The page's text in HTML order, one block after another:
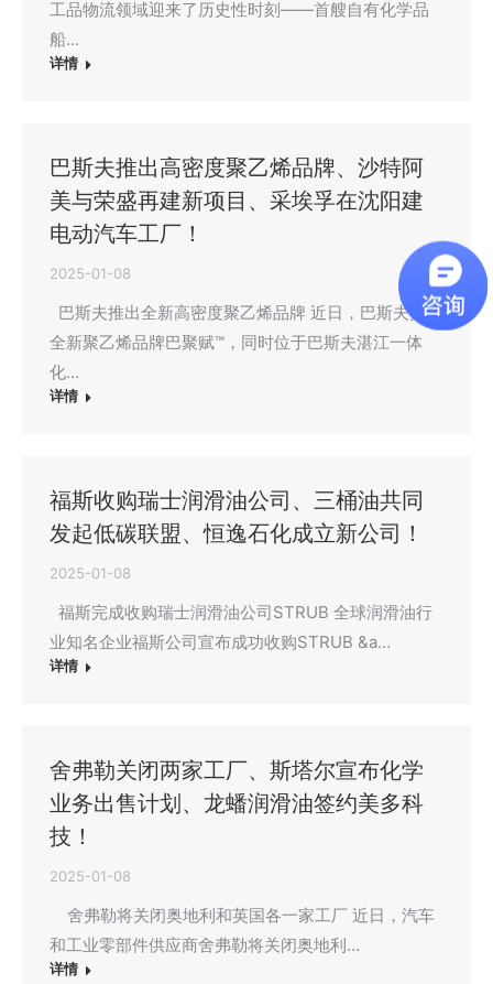
工品物流领域迎来了历史性时刻——首艘自有化学品
船…
详情
巴斯夫推出高密度聚乙烯品牌、沙特阿
美与荣盛再建新项目、采埃孚在沈阳建
电动汽车工厂！
2025-01-08
巴斯夫推出全新高密度聚乙烯品牌 近日，巴斯夫推出
全新聚乙烯品牌巴聚赋™，同时位于巴斯夫湛江一体
化…
详情
福斯收购瑞士润滑油公司、三桶油共同
发起低碳联盟、恒逸石化成立新公司！
2025-01-08
福斯完成收购瑞士润滑油公司STRUB 全球润滑油行
业知名企业福斯公司宣布成功收购STRUB &a…
详情
舍弗勒关闭两家工厂、斯塔尔宣布化学
业务出售计划、龙蟠润滑油签约美多科
技！
2025-01-08
舍弗勒将关闭奥地利和英国各一家工厂 近日，汽车
和工业零部件供应商舍弗勒将关闭奥地利…
详情